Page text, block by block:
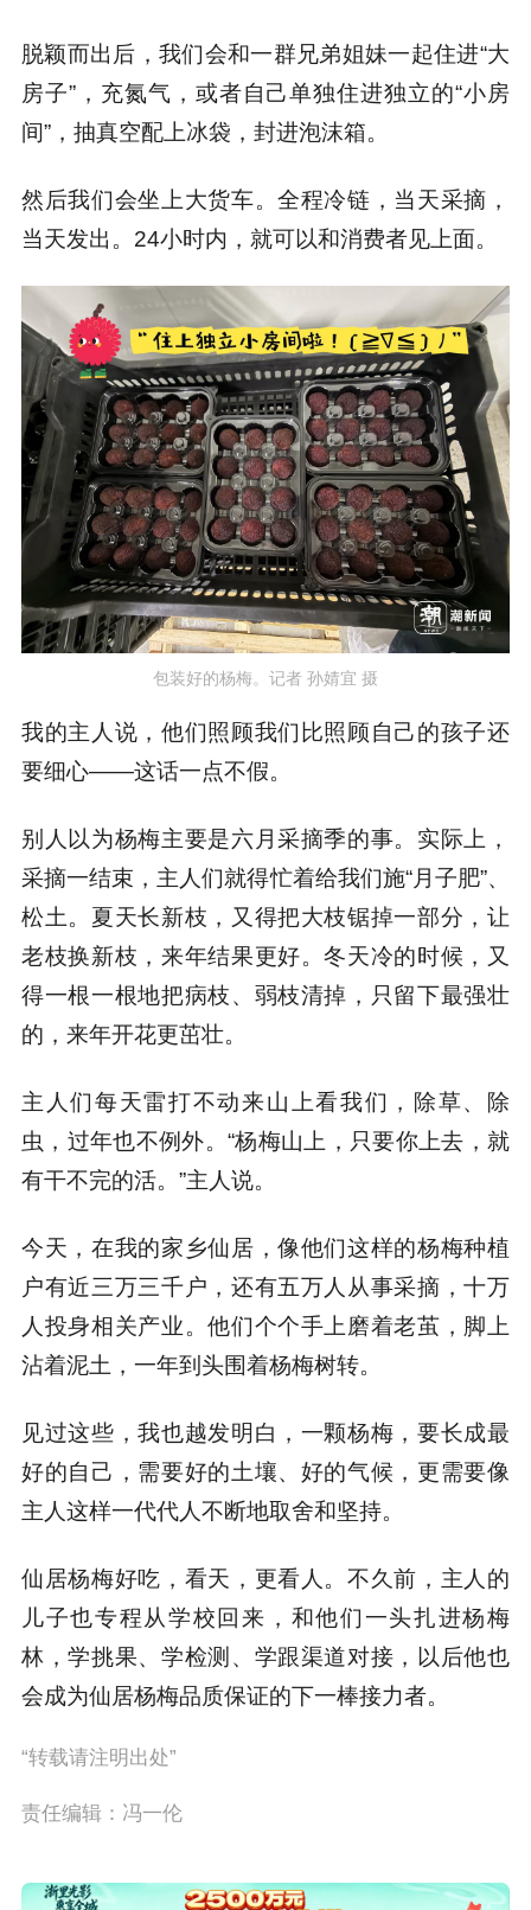
脱颖而出后，我们会和一群兄弟姐妹一起住进“大
房子”，充氮气，或者自己单独住进独立的“小房
间”，抽真空配上冰袋，封进泡沫箱。
然后我们会坐上大货车。全程冷链，当天采摘，
当天发出。24小时内，就可以和消费者见上面。
包装好的杨梅。记者 孙婧宜 摄
我的主人说，他们照顾我们比照顾自己的孩子还
要细心——这话一点不假。
别人以为杨梅主要是六月采摘季的事。实际上，
采摘一结束，主人们就得忙着给我们施“月子肥”、
松土。夏天长新枝，又得把大枝锯掉一部分，让
老枝换新枝，来年结果更好。冬天冷的时候，又
得一根一根地把病枝、弱枝清掉，只留下最强壮
的，来年开花更茁壮。
主人们每天雷打不动来山上看我们，除草、除
虫，过年也不例外。“杨梅山上，只要你上去，就
有干不完的活。”主人说。
今天，在我的家乡仙居，像他们这样的杨梅种植
户有近三万三千户，还有五万人从事采摘，十万
人投身相关产业。他们个个手上磨着老茧，脚上
沾着泥土，一年到头围着杨梅树转。
见过这些，我也越发明白，一颗杨梅，要长成最
好的自己，需要好的土壤、好的气候，更需要像
主人这样一代代人不断地取舍和坚持。
仙居杨梅好吃，看天，更看人。不久前，主人的
儿子也专程从学校回来，和他们一头扎进杨梅
林，学挑果、学检测、学跟渠道对接，以后他也
会成为仙居杨梅品质保证的下一棒接力者。
“转载请注明出处”
责任编辑：冯一伦